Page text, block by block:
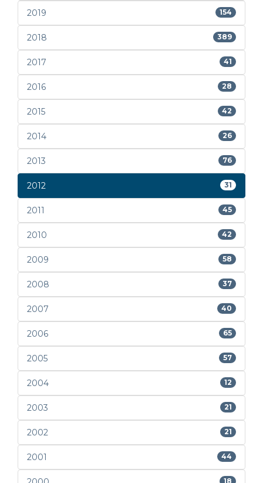
2019 154
2018 389
2017 41
2016 28
2015 42
2014 26
2013 76
2012 31
2011 45
2010 42
2009 58
2008 37
2007 40
2006 65
2005 57
2004 12
2003 21
2002 21
2001 44
18